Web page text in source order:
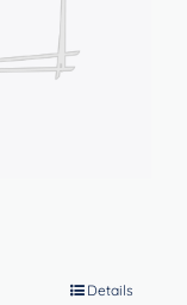
Details